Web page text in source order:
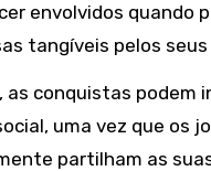
envolvidos quando
tangíveis pelos
as conquistas podem
uma vez que os
partilham as